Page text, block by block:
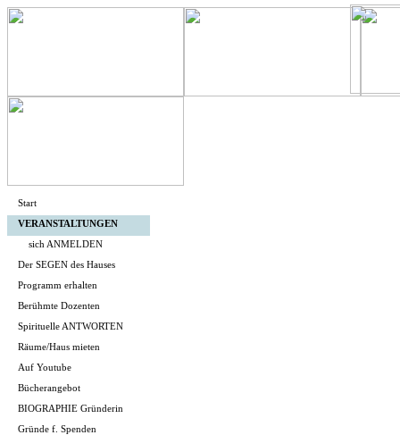
Start
VERANSTALTUNGEN
sich ANMELDEN
Der SEGEN des Hauses
Programm erhalten
Berühmte Dozenten
Spirituelle ANTWORTEN
Räume/Haus mieten
Auf Youtube
Bücherangebot
BIOGRAPHIE Gründerin
Gründe f. Spenden